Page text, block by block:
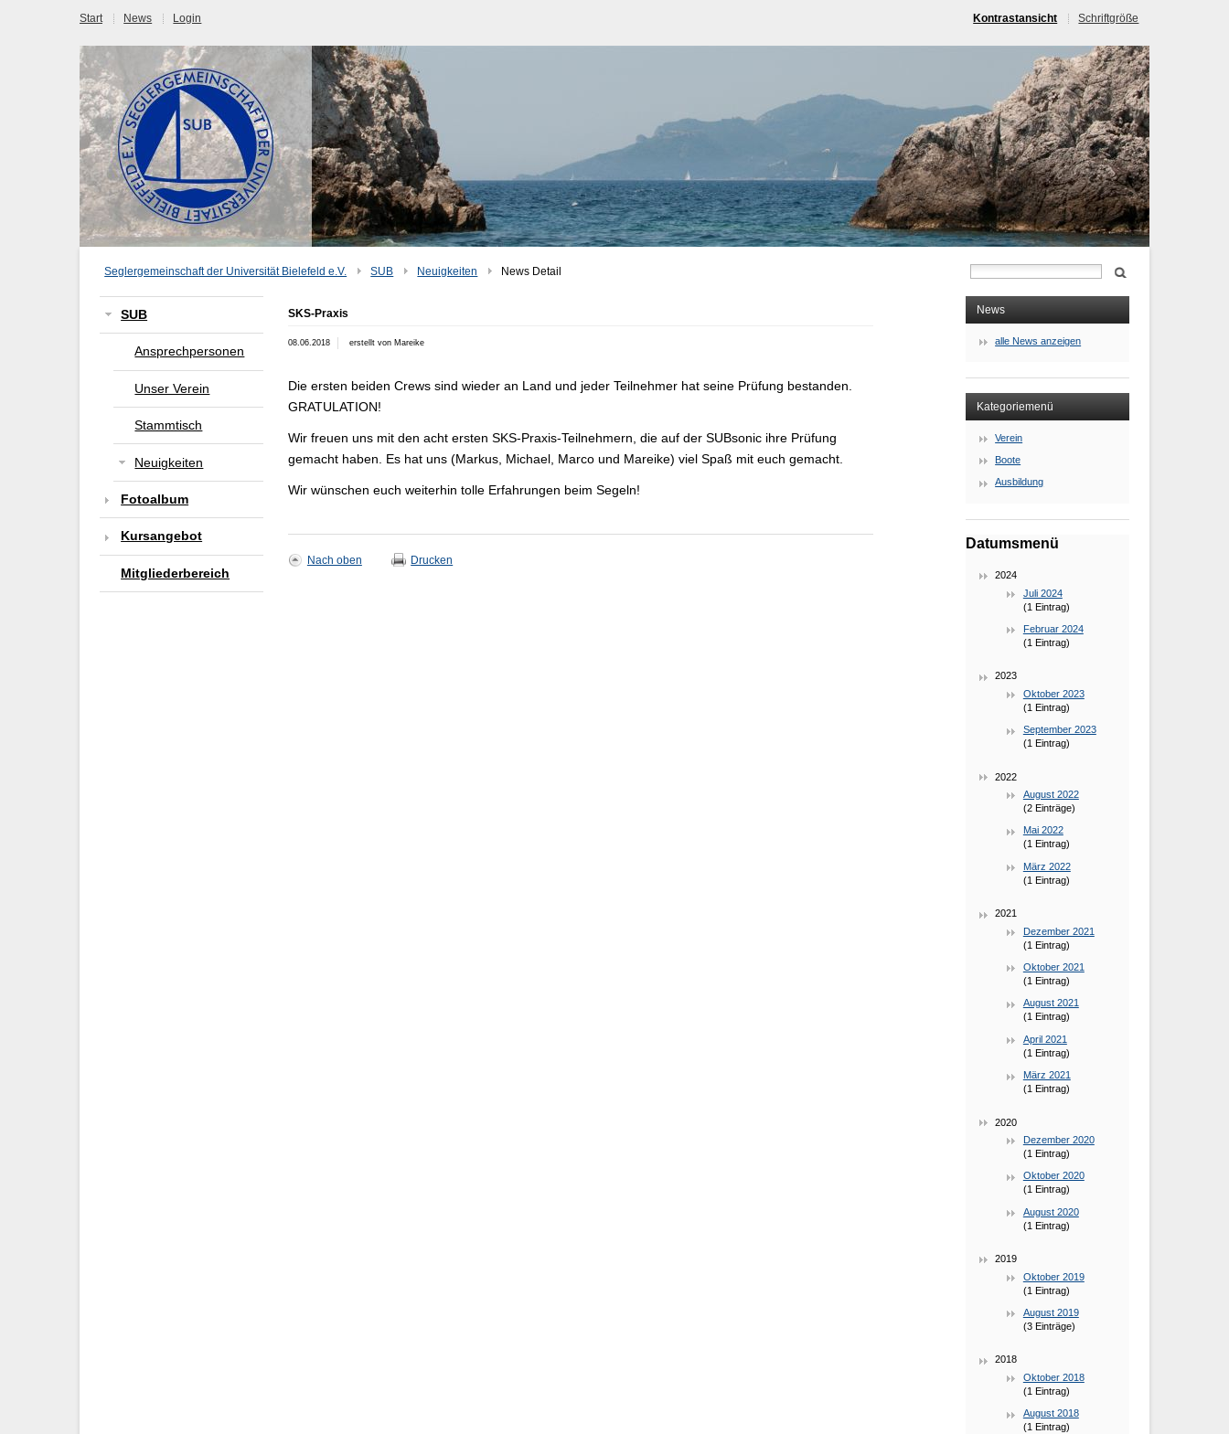
Start News Login Kontrastansicht Schriftgröße
Seglergemeinschaft der Universität Bielefeld e.V. SUB Neuigkeiten News Detail
SUB
Ansprechpersonen
Unser Verein
Stammtisch
Neuigkeiten
Fotoalbum
Kursangebot
Mitgliederbereich
SKS-Praxis
08.06.2018 erstellt von Mareike
Die ersten beiden Crews sind wieder an Land und jeder Teilnehmer hat seine Prüfung bestanden.
GRATULATION!
Wir freuen uns mit den acht ersten SKS-Praxis-Teilnehmern, die auf der SUBsonic ihre Prüfung
gemacht haben. Es hat uns (Markus, Michael, Marco und Mareike) viel Spaß mit euch gemacht.
Wir wünschen euch weiterhin tolle Erfahrungen beim Segeln!
Nach oben Drucken
News
alle News anzeigen
Kategoriemenü
Verein
Boote
Ausbildung
Datumsmenü
2024
Juli 2024
(1 Eintrag)
Februar 2024
(1 Eintrag)
2023
Oktober 2023
(1 Eintrag)
September 2023
(1 Eintrag)
2022
August 2022
(2 Einträge)
Mai 2022
(1 Eintrag)
März 2022
(1 Eintrag)
2021
Dezember 2021
(1 Eintrag)
Oktober 2021
(1 Eintrag)
August 2021
(1 Eintrag)
April 2021
(1 Eintrag)
März 2021
(1 Eintrag)
2020
Dezember 2020
(1 Eintrag)
Oktober 2020
(1 Eintrag)
August 2020
(1 Eintrag)
2019
Oktober 2019
(1 Eintrag)
August 2019
(3 Einträge)
2018
Oktober 2018
(1 Eintrag)
August 2018
(1 Eintrag)